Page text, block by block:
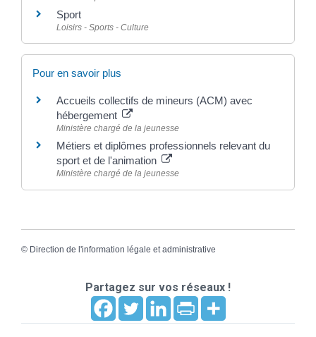
Sport
Loisirs - Sports - Culture
Pour en savoir plus
Accueils collectifs de mineurs (ACM) avec
hébergement
Ministère chargé de la jeunesse
Métiers et diplômes professionnels relevant du
sport et de l'animation
Ministère chargé de la jeunesse
© Direction de l'information légale et administrative
Partagez sur vos réseaux !